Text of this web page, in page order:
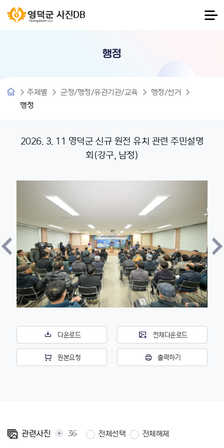
사진DB
행정
주제별 군정/행정/유관기관/교육
행정/선거
행정
2026. 3. 11 영덕군 신규 원전 유치 관련 주민설명
회(강구, 남정)
다운로드 전체다운로드
원본요청 출력하기
관련사진 + 36 전체선택 전체해제